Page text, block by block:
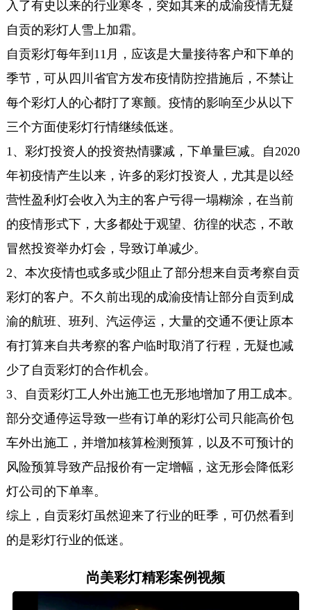
入了有史以来的行业寒冬，突如其来的成渝疫情无疑
自贡的彩灯人雪上加霜。
自贡彩灯每年到11月，应该是大量接待客户和下单的
季节，可从四川省官方发布疫情防控措施后，不禁让
每个彩灯人的心都打了寒颤。疫情的影响至少从以下
三个方面使彩灯行情继续低迷。
1、彩灯投资人的投资热情骤减，下单量巨减。自2020
年初疫情产生以来，许多的彩灯投资人，尤其是以经
营性盈利灯会收入为主的客户亏得一塌糊涂，在当前
的疫情形式下，大多都处于观望、彷徨的状态，不敢
冒然投资举办灯会，导致订单减少。
2、本次疫情也或多或少阻止了部分想来自贡考察自贡
彩灯的客户。不久前出现的成渝疫情让部分自贡到成
渝的航班、班列、汽运停运，大量的交通不便让原本
有打算来自共考察的客户临时取消了行程，无疑也减
少了自贡彩灯的合作机会。
3、自贡彩灯工人外出施工也无形地增加了用工成本。
部分交通停运导致一些有订单的彩灯公司只能高价包
车外出施工，并增加核算检测预算，以及不可预计的
风险预算导致产品报价有一定增幅，这无形会降低彩
灯公司的下单率。
综上，自贡彩灯虽然迎来了行业的旺季，可仍然看到
的是彩灯行业的低迷。
尚美彩灯精彩案例视频